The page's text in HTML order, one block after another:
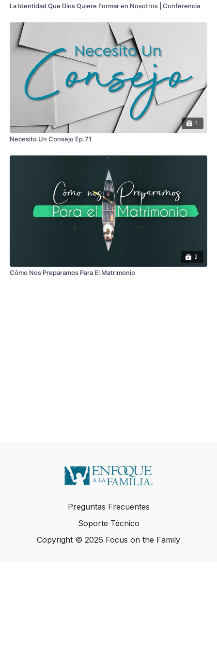
La Identidad Que Dios Quiere Formar en Nosotros | Conferencia
1
Necesito Un Consejo Ep.71
2
Cómo Nos Preparamos Para El Matrimonio
Preguntas Frecuentes
Soporte Técnico
Copyright © 2026 Focus on the Family